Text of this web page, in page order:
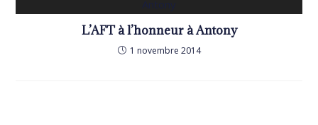
L’AFT à l’honneur à Antony
1 novembre 2014